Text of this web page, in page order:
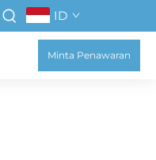
ID
Minta Penawaran